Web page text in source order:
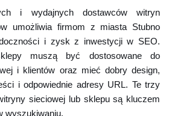
i wydajnych dostawców witryn
umożliwia firmom z miasta Stubno
i zysk z inwestycji w SEO.
muszą być dostosowane do
i klientów oraz mieć dobry design,
i odpowiednie adresy URL. Te trzy
sieciowej lub sklepu są kluczem
wyszukiwaniu.